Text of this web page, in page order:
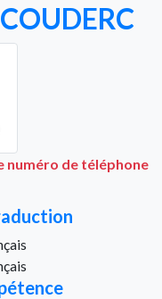
numéro de téléphone